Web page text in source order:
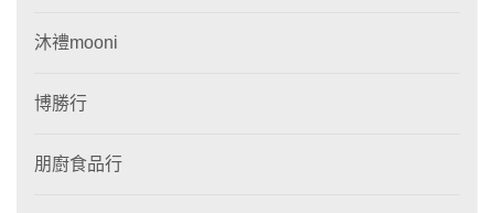
沐禮mooni
博勝行
朋廚食品行